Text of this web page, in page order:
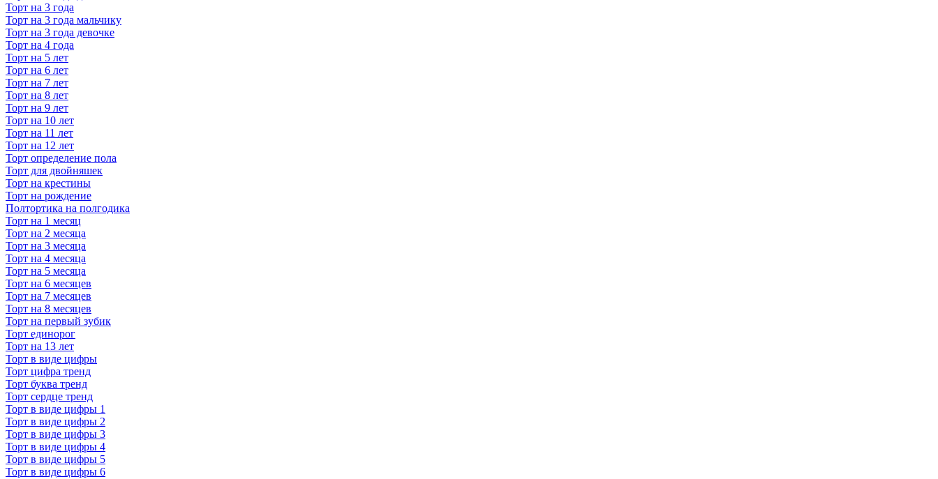
Торт на 3 года
Торт на 3 года мальчику
Торт на 3 года девочке
Торт на 4 года
Торт на 5 лет
Торт на 6 лет
Торт на 7 лет
Торт на 8 лет
Торт на 9 лет
Торт на 10 лет
Торт на 11 лет
Торт на 12 лет
Торт определение пола
Торт для двойняшек
Торт на крестины
Торт на рождение
Полтортика на полгодика
Торт на 1 месяц
Торт на 2 месяца
Торт на 3 месяца
Торт на 4 месяца
Торт на 5 месяца
Торт на 6 месяцев
Торт на 7 месяцев
Торт на 8 месяцев
Торт на первый зубик
Торт единорог
Торт на 13 лет
Торт в виде цифры
Торт цифра тренд
Торт буква тренд
Торт сердце тренд
Торт в виде цифры 1
Торт в виде цифры 2
Торт в виде цифры 3
Торт в виде цифры 4
Торт в виде цифры 5
Торт в виде цифры 6